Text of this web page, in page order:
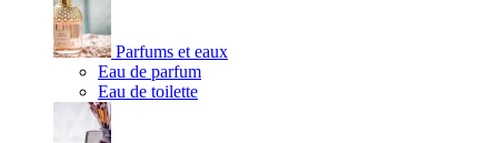
Parfums et eaux
Eau de parfum
Eau de toilette